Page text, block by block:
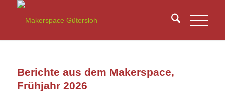
Berichte aus dem Makerspace,
Frühjahr 2026